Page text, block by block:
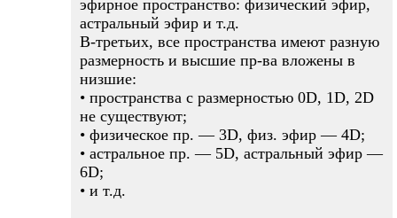
эфирное пространство: физический эфир,
астральный эфир и т.д.
В-третьих, все пространства имеют разную
размерность и высшие пр-ва вложены в
низшие:
• пространства с размерностью 0D, 1D, 2D
не существуют;
• физическое пр. — 3D, физ. эфир — 4D;
• астральное пр. — 5D, астральный эфир —
6D;
• и т.д.